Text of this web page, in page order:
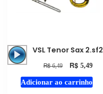
Tocador
áudio
VSL Tenor Sax 2.sf2
R$6,49 R$5,49
Adicionar ao carrinho